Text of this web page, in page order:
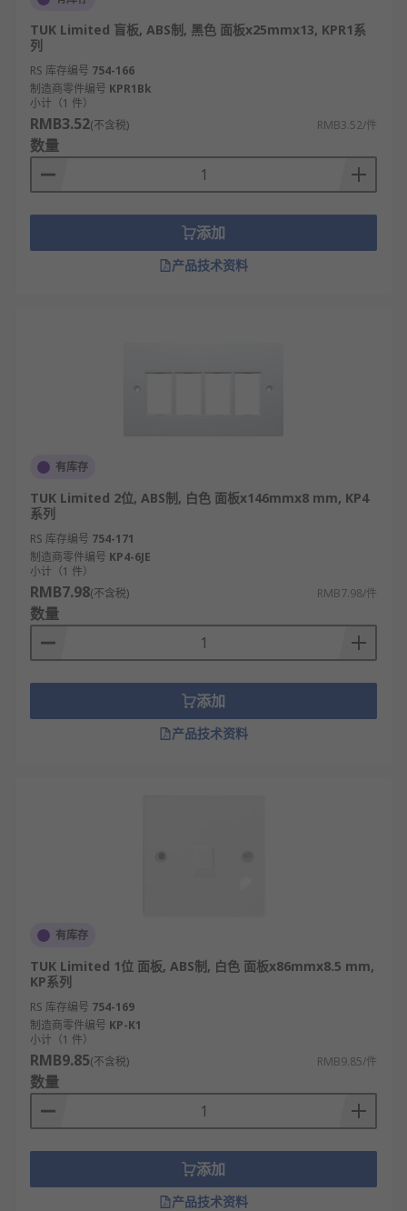
TUK Limited 盲板, ABS制, 黑色 面板x25mmx13, KPR1系
列
RS 库存编号 754-166
制造商零件编号 KPR1Bk
小计（1 件）
RMB3.52(不含税) RMB3.52/件
数量
添加
产品技术资料
有库存
TUK Limited 2位, ABS制, 白色 面板x146mmx8 mm, KP4
系列
RS 库存编号 754-171
制造商零件编号 KP4-6JE
小计（1 件）
RMB7.98(不含税) RMB7.98/件
数量
添加
产品技术资料
有库存
TUK Limited 1位 面板, ABS制, 白色 面板x86mmx8.5 mm,
KP系列
RS 库存编号 754-169
制造商零件编号 KP-K1
小计（1 件）
RMB9.85(不含税) RMB9.85/件
数量
添加
产品技术资料